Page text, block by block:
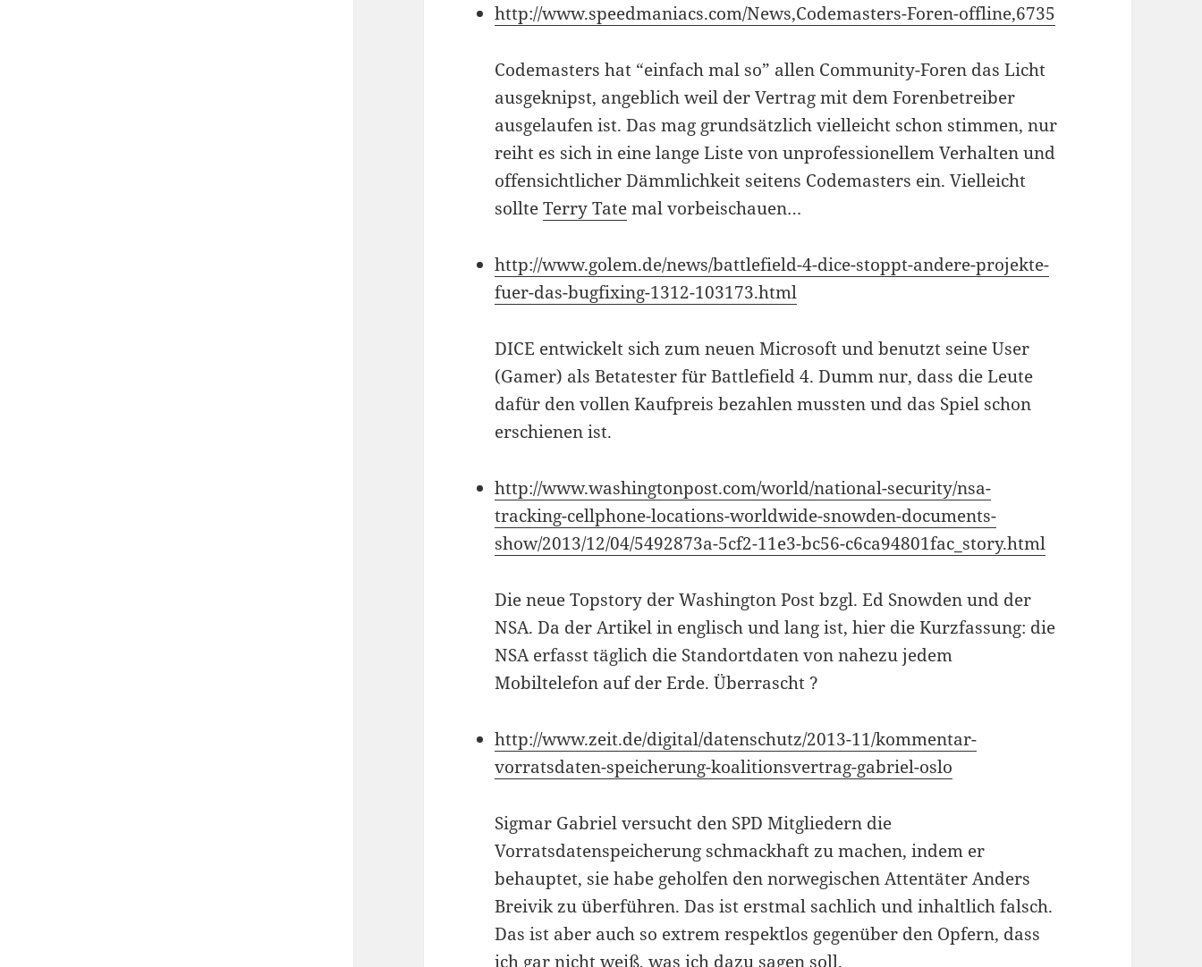
http://www.speedmaniacs.com/News,Codemasters-Foren-offline,6735
Codemasters hat “einfach mal so” allen Community-Foren das Licht
ausgeknipst, angeblich weil der Vertrag mit dem Forenbetreiber
ausgelaufen ist. Das mag grundsätzlich vielleicht schon stimmen, nur
reiht es sich in eine lange Liste von unprofessionellem Verhalten und
offensichtlicher Dämmlichkeit seitens Codemasters ein. Vielleicht
sollteTerry Tatemal vorbeischauen…
http://www.golem.de/news/battlefield-4-dice-stoppt-andere-projekte-
fuer-das-bugfixing-1312-103173.html
DICE entwickelt sich zum neuen Microsoft und benutzt seine User
(Gamer) als Betatester für Battlefield 4. Dumm nur, dass die Leute
dafür den vollen Kaufpreis bezahlen mussten und das Spiel schon
erschienen ist.
http://www.washingtonpost.com/world/national-security/nsa-
tracking-cellphone-locations-worldwide-snowden-documents-
show/2013/12/04/5492873a-5cf2-11e3-bc56-c6ca94801fac_story.html
Die neue Topstory der Washington Post bzgl. Ed Snowden und der
NSA. Da der Artikel in englisch und lang ist, hier die Kurzfassung: die
NSA erfasst täglich die Standortdaten von nahezu jedem
Mobiltelefon auf der Erde. Überrascht ?
http://www.zeit.de/digital/datenschutz/2013-11/kommentar-
vorratsdaten-speicherung-koalitionsvertrag-gabriel-oslo
Sigmar Gabriel versucht den SPD Mitgliedern die
Vorratsdatenspeicherung schmackhaft zu machen, indem er
behauptet, sie habe geholfen den norwegischen Attentäter Anders
Breivik zu überführen. Das ist erstmal sachlich und inhaltlich falsch.
Das ist aber auch so extrem respektlos gegenüber den Opfern, dass
ich gar nicht weiß, was ich dazu sagen soll.